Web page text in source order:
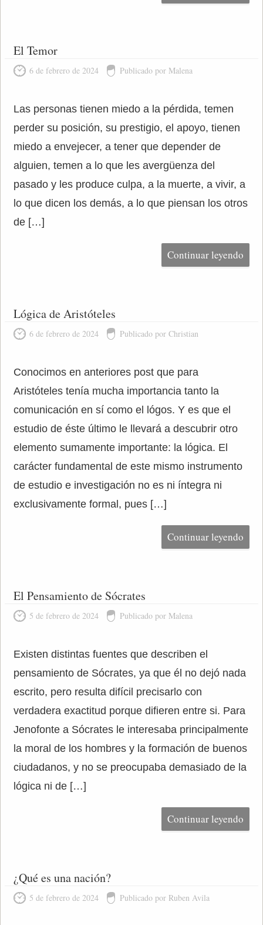
El Temor
6 de febrero de 2024 Publicado por Malena
Las personas tienen miedo a la pérdida, temen
perder su posición, su prestigio, el apoyo, tienen
miedo a envejecer, a tener que depender de
alguien, temen a lo que les avergüenza del
pasado y les produce culpa, a la muerte, a vivir, a
lo que dicen los demás, a lo que piensan los otros
de […]
Continuar leyendo
Lógica de Aristóteles
6 de febrero de 2024 Publicado por Christian
Conocimos en anteriores post que para
Aristóteles tenía mucha importancia tanto la
comunicación en sí como el lógos. Y es que el
estudio de éste último le llevará a descubrir otro
elemento sumamente importante: la lógica. El
carácter fundamental de este mismo instrumento
de estudio e investigación no es ni íntegra ni
exclusivamente formal, pues […]
Continuar leyendo
El Pensamiento de Sócrates
5 de febrero de 2024 Publicado por Malena
Existen distintas fuentes que describen el
pensamiento de Sócrates, ya que él no dejó nada
escrito, pero resulta difícil precisarlo con
verdadera exactitud porque difieren entre si. Para
Jenofonte a Sócrates le interesaba principalmente
la moral de los hombres y la formación de buenos
ciudadanos, y no se preocupaba demasiado de la
lógica ni de […]
Continuar leyendo
¿Qué es una nación?
5 de febrero de 2024 Publicado por Ruben Avila